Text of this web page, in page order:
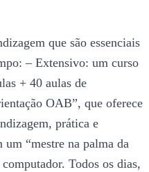
que são essenciais
– Extensivo: um curso
+ 40 aulas de
OAB”, que oferece
prática e
“mestre na palma da
Todos os dias,